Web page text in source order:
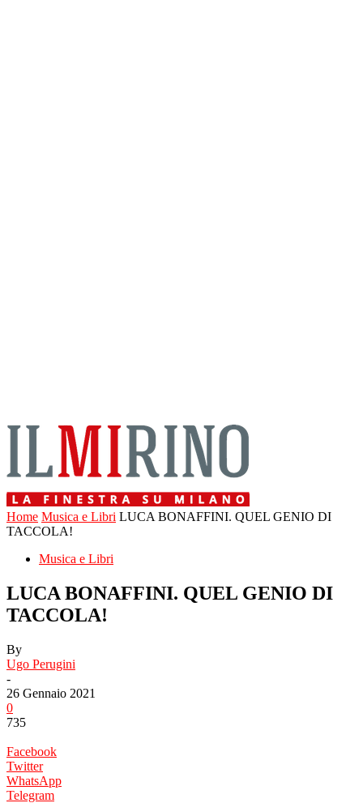
Home Musica e Libri LUCA BONAFFINI. QUEL GENIO DI
TACCOLA!
Musica e Libri
LUCA BONAFFINI. QUEL GENIO DI
TACCOLA!
By
Ugo Perugini
-
26 Gennaio 2021
0
735
Facebook
Twitter
WhatsApp
Telegram